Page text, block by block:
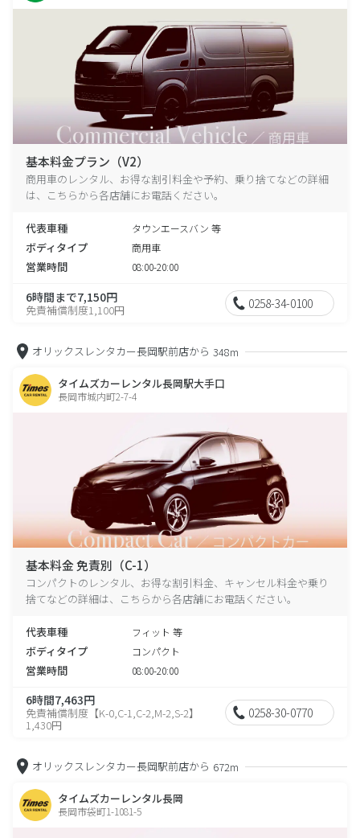
基本料金プラン（V2）
商用車のレンタル、お得な割引料金や予約、乗り捨てなどの詳細
は、こちらから各店舗にお電話ください。
代表車種 タウンエースバン 等
ボディタイプ 商用車
営業時間 08:00-20:00
6時間まで7,150円
免責補償制度1,100円 0258-34-0100
オリックスレンタカー長岡駅前店から 348m
タイムズカーレンタル長岡駅大手口
長岡市城内町2-7-4
基本料金 免責別（C-1）
コンパクトのレンタル、お得な割引料金、キャンセル料金や乗り
捨てなどの詳細は、こちらから各店舗にお電話ください。
代表車種 フィット 等
ボディタイプ コンパクト
営業時間 08:00-20:00
6時間7,463円
免責補償制度【K-0,C-1,C-2,M-2,S-2】
1,430円
0258-30-0770
オリックスレンタカー長岡駅前店から 672m
タイムズカーレンタル長岡
長岡市袋町1-1081-5